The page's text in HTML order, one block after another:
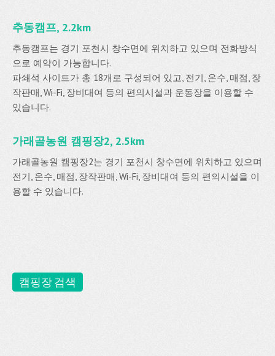
추동캠프, 2.2km
추동캠프는 경기 포천시 창수면에 위치하고 있으며 전화방식
으로 예약이 가능합니다.
파쇄석 사이트가 총 18개로 구성되어 있고, 전기, 온수, 매점, 장
작판매, Wi-Fi, 장비대여 등의 편의시설과 운동장을 이용할 수
있습니다.
가래골농원 캠핑장2, 2.5km
가래골농원 캠핑장2는 경기 포천시 창수면에 위치하고 있으며
전기, 온수, 매점, 장작판매, Wi-Fi, 장비대여 등의 편의시설을 이
용할 수 있습니다.
캠핑장 검색